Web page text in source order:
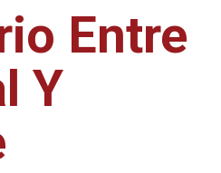
Entre
Y